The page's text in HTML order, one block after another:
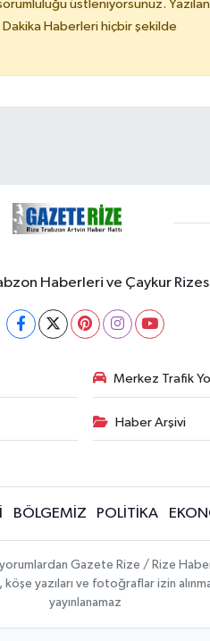
üstleniyorsunuz. Yazılan
Haberleri hiçbir şekilde
Haberleri ve Çaykur
Merkez Trafik
Haber Arşivi
BÖLGEMİZ POLİTİKA
yorumlardan Gazete Rize / Rize
yazıları ve fotoğraflar izin
yayınlanamaz